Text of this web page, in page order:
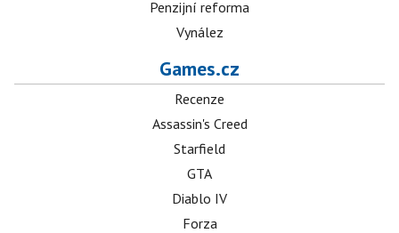
Penzijní reforma
Vynález
Games.cz
Recenze
Assassin's Creed
Starfield
GTA
Diablo IV
Forza